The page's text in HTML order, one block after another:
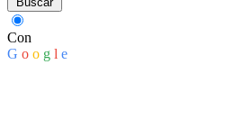
Con
G o o g l e